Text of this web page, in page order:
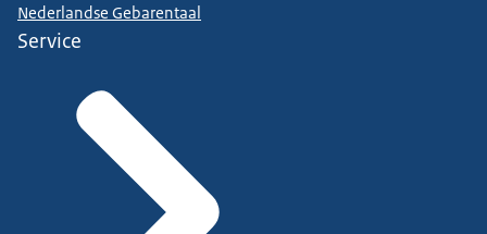
Nederlandse Gebarentaal
Service